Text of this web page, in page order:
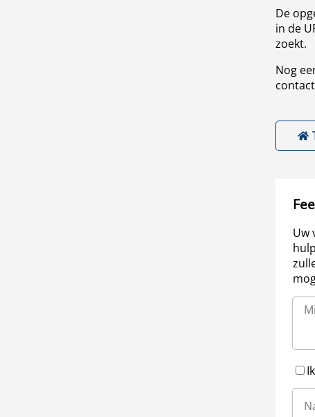
De
in de
zoekt.
Nog
Uw